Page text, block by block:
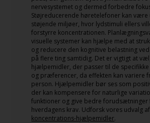
nervesystemet og dermed forbedre
Støjreducerende høretelefoner kan være
støjende miljøer, hvor lydstimuli ellers
forstyrre koncentrationen.
visuelle systemer kan hjælpe med at
og reducere den kognitive belastning
på flere ting samtidig. Det er vigtigt at
hjælpemidler, der passer til de
og præferencer, da effekten kan variere
person. Hjælpemidler bør ses som
der kan kompensere for naturlige
funktioner og give bedre forudsætninger
hverdagens krav. Udforsk vores udvalg af
koncentrations-hjælpemidler.